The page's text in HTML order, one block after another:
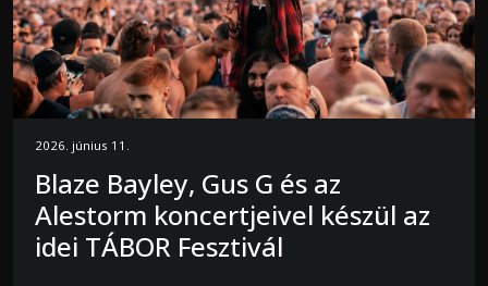
2026. június 11.
Blaze Bayley, Gus G és az
Alestorm koncertjeivel készül az
idei TÁBOR Fesztivál